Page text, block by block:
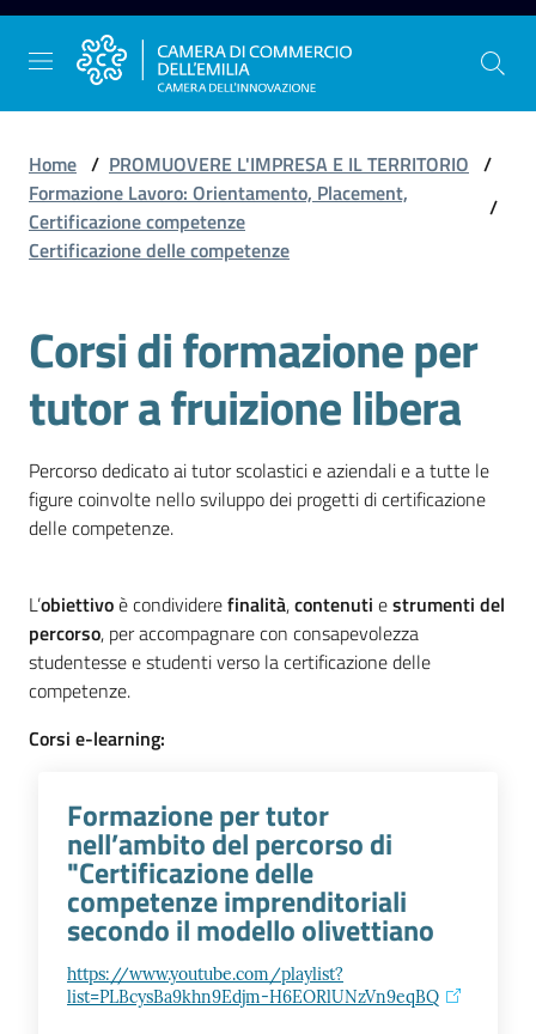
Vai al contenuto
Vai alla navigazione
Vai al footer
La
Gestire
l'impresa
Promuovere
l'impresa
il
territorio
Tutelare
Consumatore
L'impresa
digitale
Home / PROMUOVERE L'IMPRESA E IL TERRITORIO /
Formazione Lavoro: Orientamento, Placement,
Certificazione competenze
/
Certificazione delle competenze
Corsi di formazione per
tutor a fruizione libera
Percorso dedicato ai tutor scolastici e aziendali e a tutte le
figure coinvolte nello sviluppo dei progetti di certificazione
delle competenze.
L’obiettivoè condividerefinalità,contenuti estrumenti del
percorso, per accompagnare con consapevolezza
studentesse e studenti verso la certificazione delle
competenze.
Corsi e-learning:
Formazione per tutor
nell’ambito del percorso di
"Certificazione delle
competenze imprenditoriali
secondo il modello olivettiano
https://www.youtube.com/playlist?
list=PLBcysBa9khn9Edjm-H6EORlUNzVn9eqBQ